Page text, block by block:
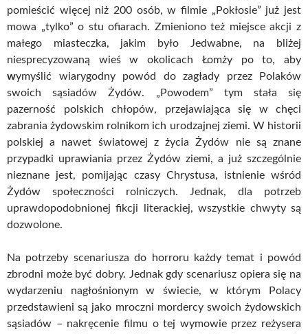
pomieścić więcej niż 200 osób, w filmie „Pokłosie” już jest
mowa „tylko” o stu ofiarach. Zmieniono też miejsce akcji z
małego miasteczka, jakim było Jedwabne, na bliżej
niesprecyzowaną wieś w okolicach Łomży po to, aby
wymyślić wiarygodny powód do zagłady przez Polaków
swoich sąsiadów Żydów. „Powodem” tym stała się
pazerność polskich chłopów, przejawiająca się w chęci
zabrania żydowskim rolnikom ich urodzajnej ziemi. W historii
polskiej a nawet światowej z życia Żydów nie są znane
przypadki uprawiania przez Żydów ziemi, a już szczególnie
nieznane jest, pomijając czasy Chrystusa, istnienie wśród
Żydów społeczności rolniczych. Jednak, dla potrzeb
uprawdopodobnionej fikcji literackiej, wszystkie chwyty są
dozwolone.
Na potrzeby scenariusza do horroru każdy temat i powód
zbrodni może być dobry. Jednak gdy scenariusz opiera się na
wydarzeniu nagłośnionym w świecie, w którym Polacy
przedstawieni są jako mroczni mordercy swoich żydowskich
sąsiadów – nakręcenie filmu o tej wymowie przez reżysera